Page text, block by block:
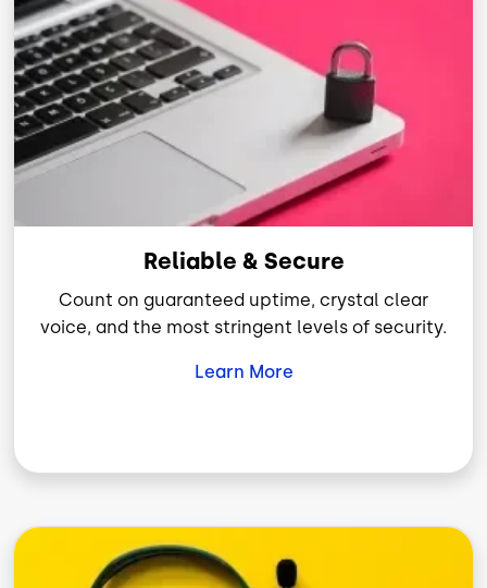
Reliable & Secure
Count on guaranteed uptime, crystal clear
voice, and the most stringent levels of security.
Learn More
Imagen